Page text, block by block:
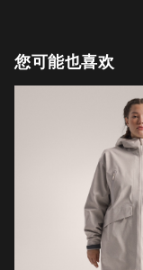
您可能也喜欢